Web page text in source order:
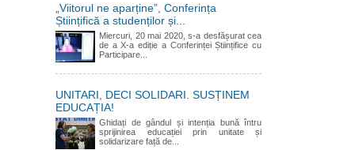
„Viitorul ne aparține”, Conferința
Științifică a studenților și...
Miercuri, 20 mai 2020, s-a desfășurat cea
de a X-a ediție a Conferinței Științifice cu
Participare...
UNITARI, DECI SOLIDARI. SUSȚINEM
EDUCAȚIA!
Ghidați de gândul și intenția bună întru
sprijinirea educației prin unitate și
solidarizare față de...